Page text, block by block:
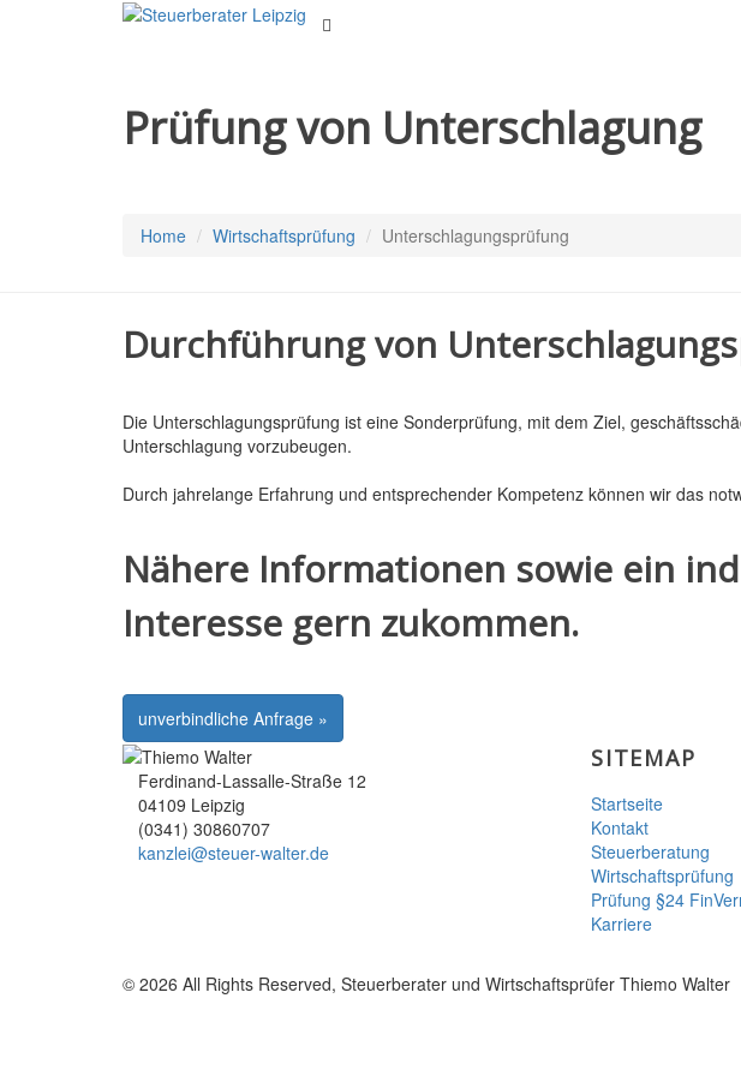
Prüfung von Unterschlagung
Home Wirtschaftsprüfung Unterschlagungsprüfung
Durchführung von
Die Unterschlagungsprüfung ist eine Sonderprüfung, mit dem Ziel,
Unterschlagung vorzubeugen.
Durch jahrelange Erfahrung und entsprechender Kompetenz können wir das
Nähere Informationen sowie ein
Interesse gern zukommen.
unverbindliche Anfrage »
Ferdinand-Lassalle-Straße 12
04109 Leipzig
(0341) 30860707
kanzlei@steuer-walter.de
SITEMAP
Startseite
Kontakt
Steuerberatung
Wirtschaftsprüfung
Prüfung §24
Karriere
© 2026 All Rights Reserved, Steuerberater und Wirtschaftsprüfer Thiemo Walter